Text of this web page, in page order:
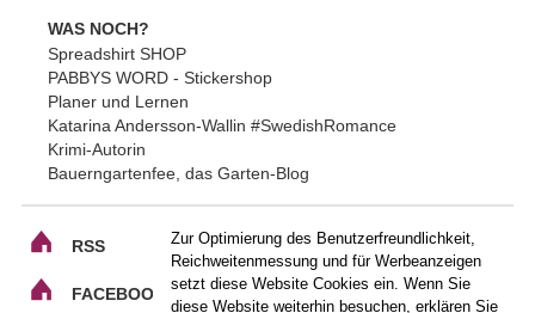
Zur Optimierung des Benutzerfreundlichkeit,
Reichweitenmessung und für Werbeanzeigen
setzt diese Website Cookies ein. Wenn Sie
diese Website weiterhin besuchen, erklären Sie
WAS NOCH?
Spreadshirt SHOP
PABBYS WORD - Stickershop
Planer und Lernen
Katarina Andersson-Wallin #SwedishRomance
Krimi-Autorin
Bauerngartenfee, das Garten-Blog
RSS
FACEBOOK